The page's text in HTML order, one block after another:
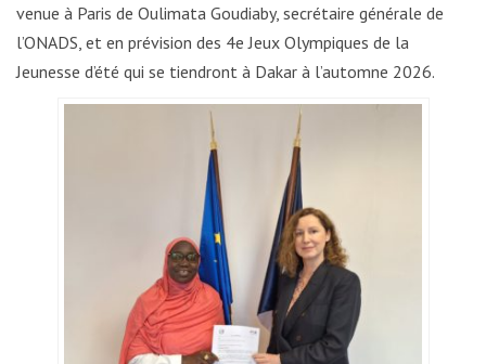
venue à Paris de Oulimata Goudiaby, secrétaire générale de
l’ONADS, et en prévision des 4e Jeux Olympiques de la
Jeunesse d’été qui se tiendront à Dakar à l’automne 2026.